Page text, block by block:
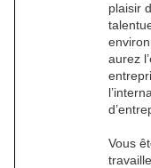
plaisir
aurez
Vous